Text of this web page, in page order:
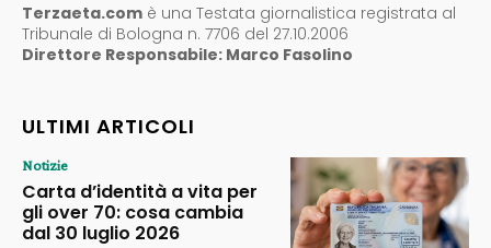
Terzaeta.com è una Testata giornalistica registrata al
Tribunale di Bologna n. 7706 del 27.10.2006
Direttore Responsabile: Marco Fasolino
ULTIMI ARTICOLI
Notizie
Carta d’identità a vita per
gli over 70: cosa cambia
dal 30 luglio 2026